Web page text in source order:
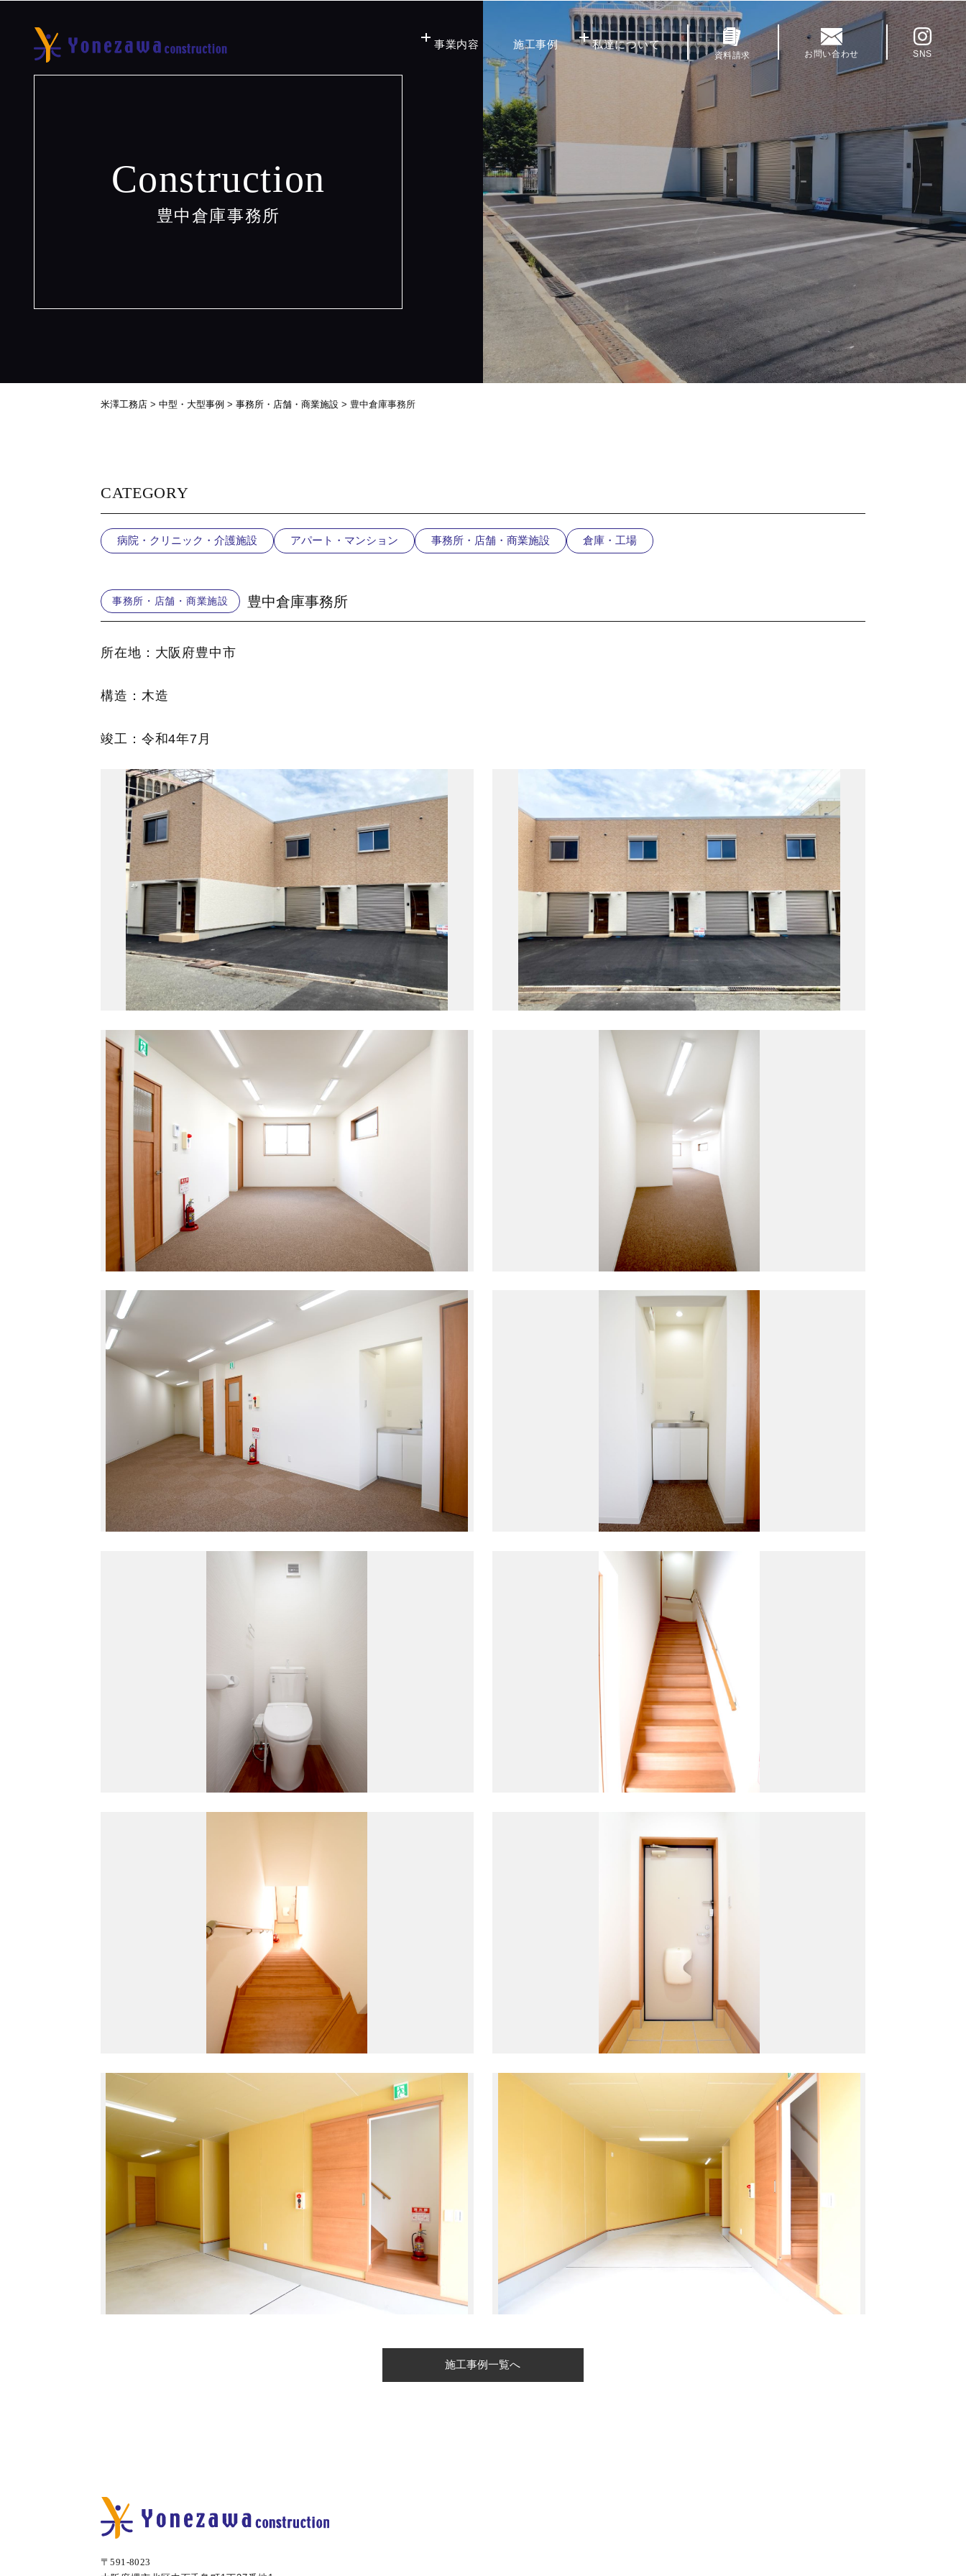
事業内容 施工事例 私達について
資料請求 お問い合わせ SNS
Construction
豊中倉庫事務所
米澤工務店> 中型・大型事例 > 事務所・店舗・商業施設> 豊中倉庫事務所
CATEGORY
病院・クリニック・介護施設 アパート・マンション 事務所・店舗・商業施設 倉庫・工場
事務所・店舗・商業施設 豊中倉庫事務所
所在地：大阪府豊中市
構造：木造
竣工：令和4年7月
施工事例一覧へ
〒591-8023